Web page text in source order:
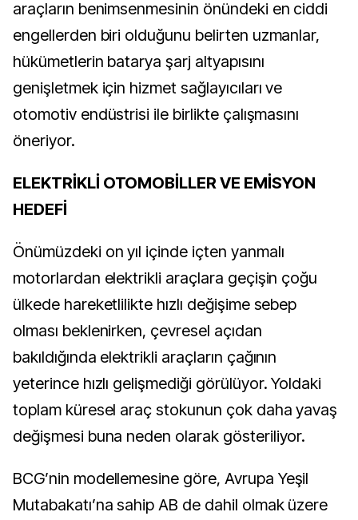
araçların benimsenmesinin önündeki en ciddi
engellerden biri olduğunu belirten uzmanlar,
hükümetlerin batarya şarj altyapısını
genişletmek için hizmet sağlayıcıları ve
otomotiv endüstrisi ile birlikte çalışmasını
öneriyor.
ELEKTRİKLİ OTOMOBİLLER VE EMİSYON
HEDEFİ
Önümüzdeki on yıl içinde içten yanmalı
motorlardan elektrikli araçlara geçişin çoğu
ülkede hareketlilikte hızlı değişime sebep
olması beklenirken, çevresel açıdan
bakıldığında elektrikli araçların çağının
yeterince hızlı gelişmediği görülüyor. Yoldaki
toplam küresel araç stokunun çok daha yavaş
değişmesi buna neden olarak gösteriliyor.
BCG’nin modellemesine göre, Avrupa Yeşil
Mutabakatı’na sahip AB de dahil olmak üzere